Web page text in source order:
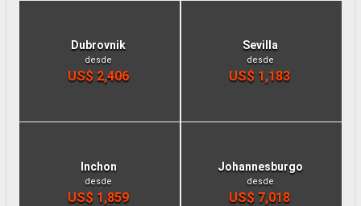
Dubrovnik
desde
US$ 2,406
Sevilla
desde
US$ 1,183
Inchon
desde
US$ 1,859
Johannesburgo
desde
US$ 7,018